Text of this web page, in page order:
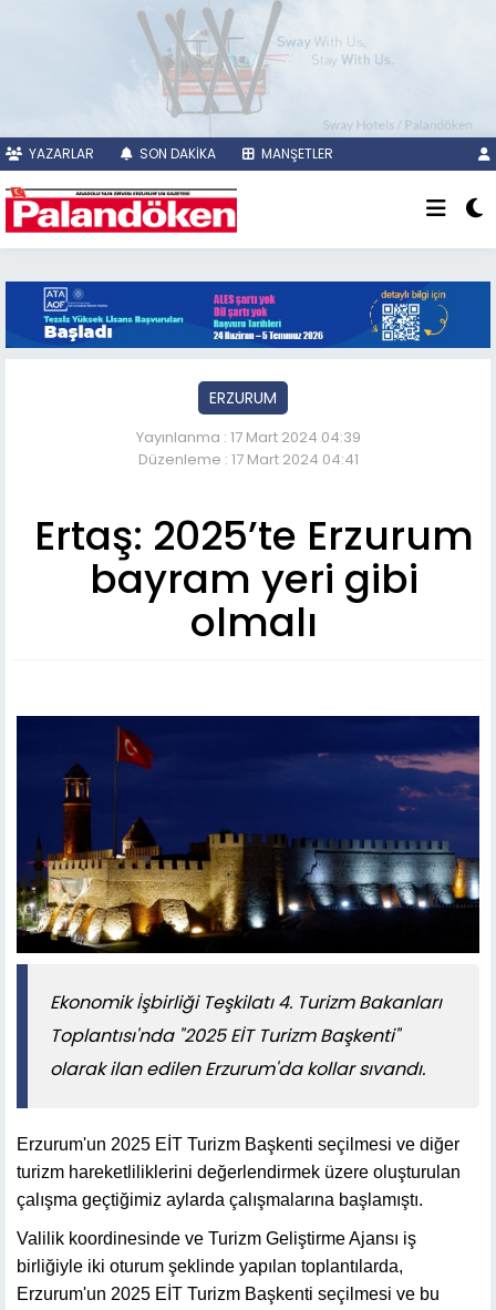
YAZARLAR SON DAKİKA MANŞETLER
ERZURUM
Yayınlanma : 17 Mart 2024 04:39
Düzenleme : 17 Mart 2024 04:41
Ertaş: 2025’te Erzurum
bayram yeri gibi
olmalı
​​​​​​​Ekonomik İşbirliği Teşkilatı 4. Turizm Bakanları
Toplantısı'nda "2025 EİT Turizm Başkenti"
olarak ilan edilen Erzurum'da kollar sıvandı.
Erzurum'un 2025 EİT Turizm Başkenti seçilmesi ve diğer
turizm hareketliliklerini değerlendirmek üzere oluşturulan
çalışma geçtiğimiz aylarda çalışmalarına başlamıştı.
Valilik koordinesinde ve Turizm Geliştirme Ajansı iş
birliğiyle iki oturum şeklinde yapılan toplantılarda,
Erzurum'un 2025 EİT Turizm Başkenti seçilmesi ve bu